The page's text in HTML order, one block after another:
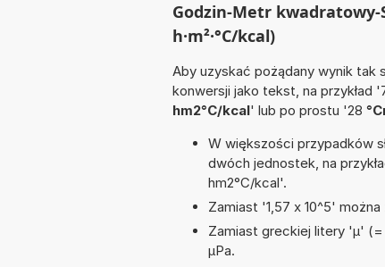
Godzin-Metr kwadratowy-
h·m²·°C/kcal)
Aby uzyskać pożądany wynik
konwersji jako tekst, na przykład
hm2°C/kcal' lub po prostu '28
W większości przypadków
dwóch jednostek, na
hm2°C/kcal'.
Zamiast '1,57 x 10^5'
Zamiast greckiej litery 'µ' (=
µPa.